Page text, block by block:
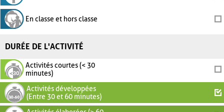
En classe et hors classe
DURÉE DE L'ACTIVITÉ
Activités courtes (< 30
minutes)
Activités développées
(Entre 30 et 60 minutes)